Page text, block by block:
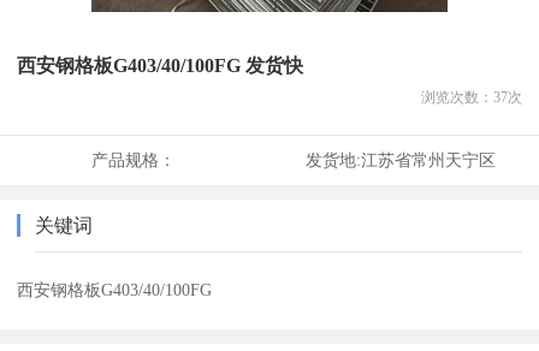
西安钢格板G403/40/100FG 发货快
浏览次数： 37次
产品规格： 发货地:江苏省常州天宁区
关键词
西安钢格板G403/40/100FG